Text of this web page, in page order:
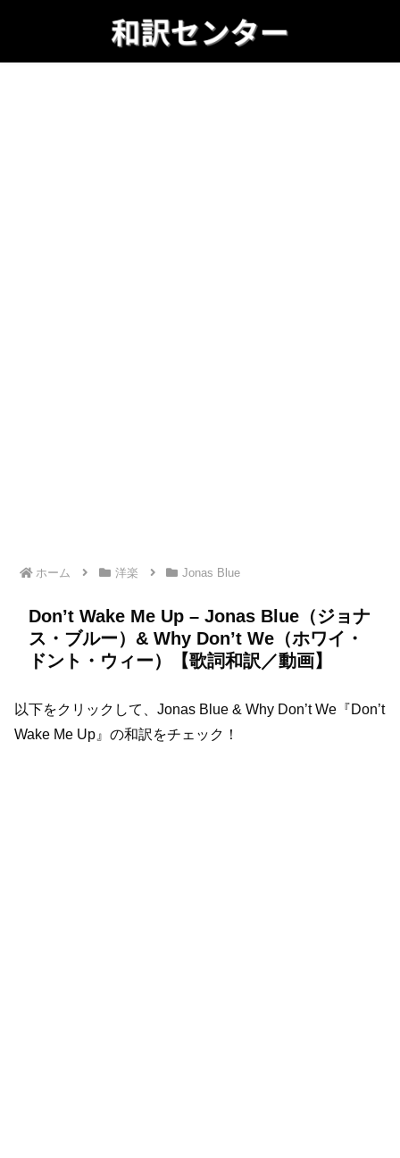
ホーム 洋楽 Jonas Blue
Don’t Wake Me Up – Jonas Blue（ジョナ
ス・ブルー）& Why Don’t We（ホワイ・
ドント・ウィー）【歌詞和訳／動画】
以下をクリックして、Jonas Blue & Why Don’t We『Don’t
Wake Me Up』の和訳をチェック！